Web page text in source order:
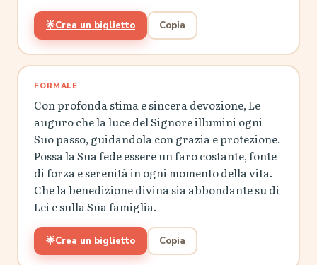
🌟Crea un biglietto Copia
FORMALE
Con profonda stima e sincera devozione, Le
auguro che la luce del Signore illumini ogni
Suo passo, guidandola con grazia e protezione.
Possa la Sua fede essere un faro costante, fonte
di forza e serenità in ogni momento della vita.
Che la benedizione divina sia abbondante su di
Lei e sulla Sua famiglia.
🌟Crea un biglietto Copia